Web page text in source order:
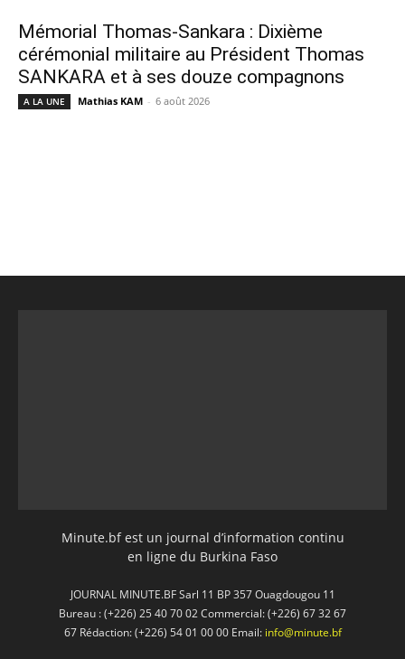
Mémorial Thomas-Sankara : Dixième
cérémonial militaire au Président Thomas
SANKARA et à ses douze compagnons
A LA UNE Mathias KAM - 6 août 2026
Minute.bf est un journal d’information continu
en ligne du Burkina Faso
JOURNAL MINUTE.BF Sarl 11 BP 357 Ouagdougou 11
Bureau : (+226) 25 40 70 02 Commercial: (+226) 67 32 67
67 Rédaction: (+226) 54 01 00 00 Email: info@minute.bf